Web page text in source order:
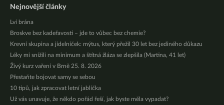
Nejnovější články
Lví brána
Broskve bez kadeřavosti – jde to vůbec bez chemie?
Krevní skupina a jídelníček: mýtus, který přežil 30 let bez jediného důkazu
Léky mi snížili na minimum a štítná žláza se zlepšila (Martina, 41 let)
Živý kurz vaření v Brně 25. 8. 2026
Přestaňte bojovat samy se sebou
10 tipů, jak zpracovat letní jablíčka
Už vás unavuje, že někdo pořád řeší, jak byste měla vypadat?